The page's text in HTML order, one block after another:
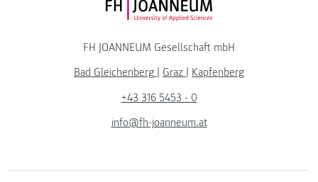
FH JOANNEUM Logo
FH JOANNEUM Gesellschaft mbH
Bad Gleichenberg
Graz
Kapfenberg
+43 316 5453 - 0
info@fh-joanneum.at